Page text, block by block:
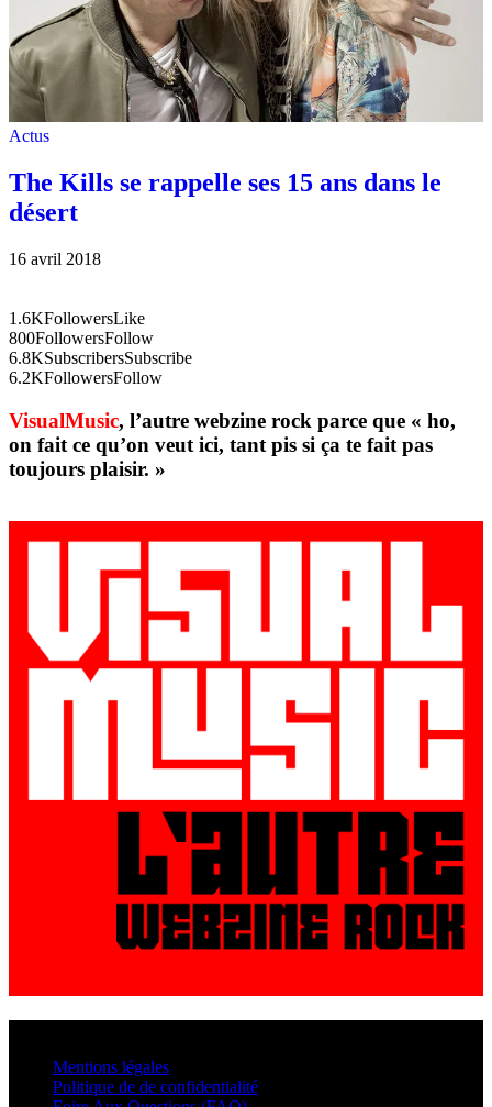
Actus
The Kills se rappelle ses 15 ans dans le
désert
16 avril 2018
1.6KFollowersLike
800FollowersFollow
6.8KSubscribersSubscribe
6.2KFollowersFollow
VisualMusic, l’autre webzine rock parce que « ho,
on fait ce qu’on veut ici, tant pis si ça te fait pas
toujours plaisir. »
Mentions légales
Politique de de confidentialité